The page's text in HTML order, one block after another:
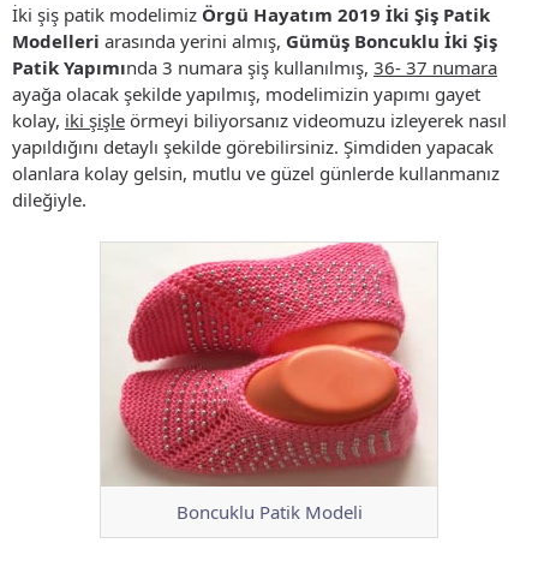
İki şiş patik modelimiz Örgü Hayatım 2019 İki Şiş Patik
Modelleri arasında yerini almış, Gümüş Boncuklu İki Şiş
Patik Yapımında 3 numara şiş kullanılmış, 36- 37 numara
ayağa olacak şekilde yapılmış, modelimizin yapımı gayet
kolay, iki şişle örmeyi biliyorsanız videomuzu izleyerek nasıl
yapıldığını detaylı şekilde görebilirsiniz. Şimdiden yapacak
olanlara kolay gelsin, mutlu ve güzel günlerde kullanmanız
dileğiyle.
Boncuklu Patik Modeli